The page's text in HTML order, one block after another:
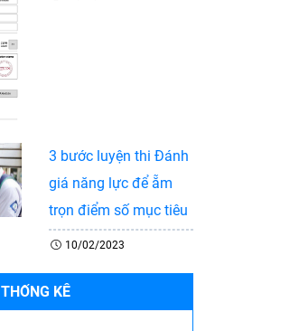
3 bước luyện thi Đánh
giá năng lực để ẵm
trọn điểm số mục tiêu
10/02/2023
THỐNG KÊ